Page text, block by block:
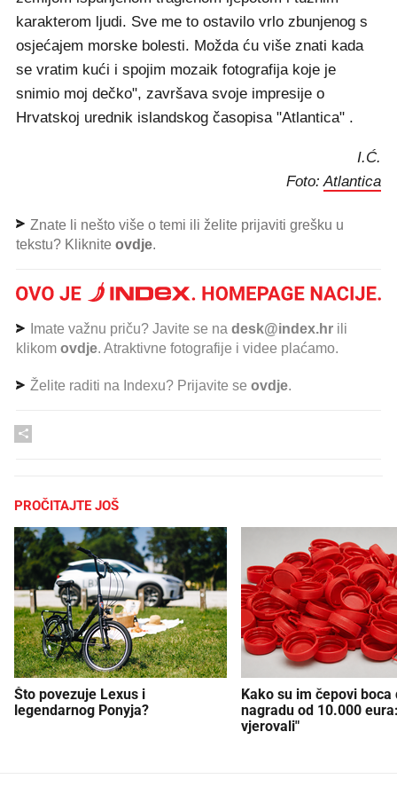
karakterom ljudi. Sve me to ostavilo vrlo zbunjenog s
osjećajem morske bolesti. Možda ću više znati kada
se vratim kući i spojim mozaik fotografija koje je
snimio moj dečko", završava svoje impresije o
Hrvatskoj urednik islandskog časopisa "Atlantica" .
I.Ć.
Foto: Atlantica
Znate li nešto više o temi ili želite prijaviti grešku u
tekstu? Kliknite ovdje.
Imate važnu priču? Javite se na desk@index.hr ili
klikom ovdje. Atraktivne fotografije i videe plaćamo.
Želite raditi na Indexu? Prijavite se ovdje.
PROČITAJTE JOŠ
Što povezuje Lexus i
legendarnog Ponyja?
Kako su im čepovi boca
nagradu od 10.000
vjerovali"